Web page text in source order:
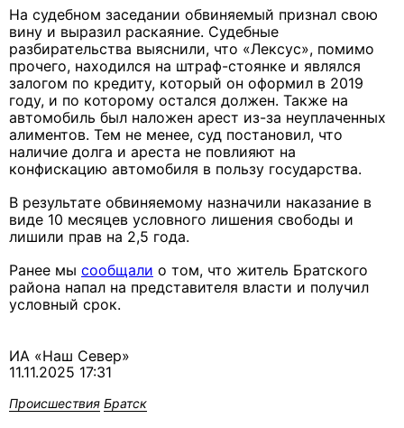
На судебном заседании обвиняемый признал свою
вину и выразил раскаяние. Судебные
разбирательства выяснили, что «Лексус», помимо
прочего, находился на штраф-стоянке и являлся
залогом по кредиту, который он оформил в 2019
году, и по которому остался должен. Также на
автомобиль был наложен арест из-за неуплаченных
алиментов. Тем не менее, суд постановил, что
наличие долга и ареста не повлияют на
конфискацию автомобиля в пользу государства.
В результате обвиняемому назначили наказание в
виде 10 месяцев условного лишения свободы и
лишили прав на 2,5 года.
Ранее мы сообщали о том, что житель Братского
района напал на представителя власти и получил
условный срок.
ИА «Наш Север»
11.11.2025 17:31
Происшествия Братск